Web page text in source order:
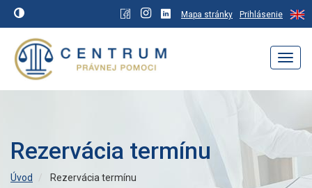
Mapa stránky Prihlásenie
Rezervácia termínu
Úvod Rezervácia termínu